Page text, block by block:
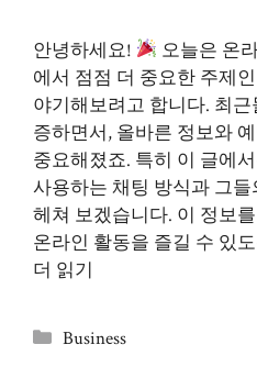
안녕하세요!
오늘은 온
에서 점점 더 중요한 주제인
야기해보려고 합니다. 최
증하면서, 올바른 정보와
중요해졌죠. 특히 이 글에
사용하는 채팅 방식과 그
헤쳐 보겠습니다. 이 정보
온라인 활동을 즐길 수 있
더 읽기
카
Business